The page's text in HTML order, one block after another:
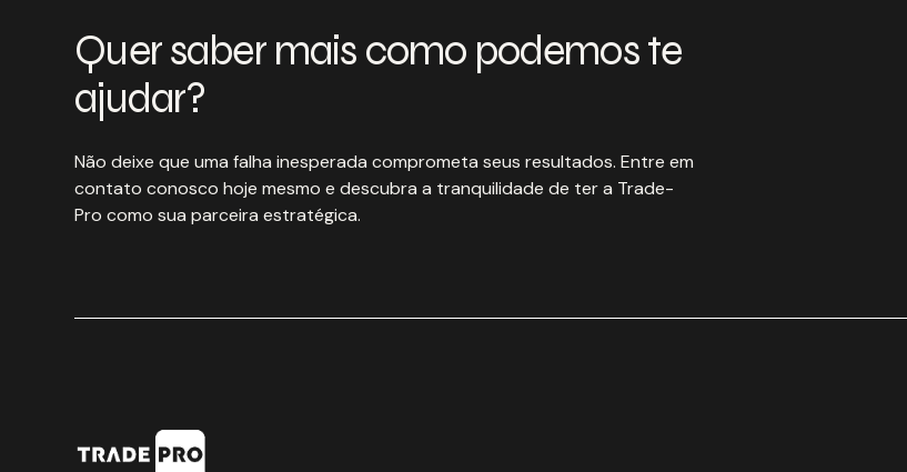
Quer saber mais como podemos te
ajudar?
Não deixe que uma falha inesperada comprometa seus resultados. Entre em
contato conosco hoje mesmo e descubra a tranquilidade de ter a Trade-
Pro como sua parceira estratégica.